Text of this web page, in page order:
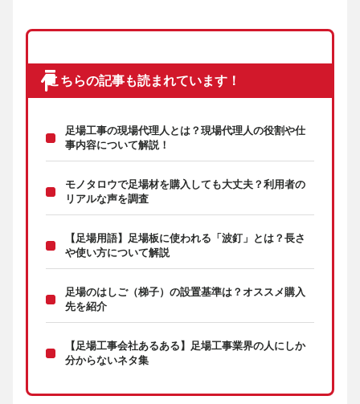
こちらの記事も読まれています！
足場工事の現場代理人とは？現場代理人の役割や仕
事内容について解説！
モノタロウで足場材を購入しても大丈夫？利用者の
リアルな声を調査
【足場用語】足場板に使われる「波釘」とは？長さ
や使い方について解説
足場のはしご（梯子）の設置基準は？オススメ購入
先を紹介
【足場工事会社あるある】足場工事業界の人にしか
分からないネタ集